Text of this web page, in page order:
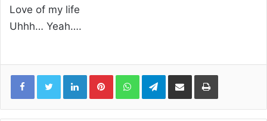
Love of my life
Uhhh… Yeah….
LinkedinPinterestWhatsAppTelegram
Compartilhar via e-mail Imprimir